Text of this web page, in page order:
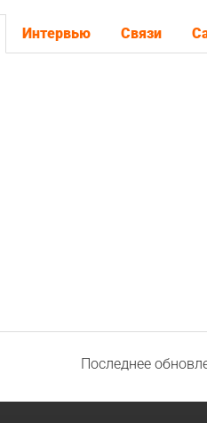
Интервью Связи
Последнее